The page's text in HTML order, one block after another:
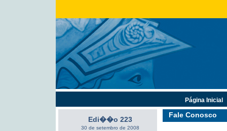
Fale Conosco
Edi��o 223
30 de setembro de 2008
Página Inicial